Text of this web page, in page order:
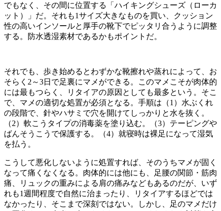
でもなく、その間に位置する「ハイキングシューズ（ローカ
ット）」だ。それも1サイズ大きなものを買い、クッション
性の高いインソールと厚手の靴下でピッタリ合うように調整
する。防水透湿素材であるかもポイントだ。
それでも、歩き始めるとわずかな靴擦れや蒸れによって、お
そらく2～3日で足裏にマメができる。このマメこそが肉体的
には最もつらく、リタイアの原因としても最多という。そこ
で、マメの適切な処置が必須となる。手順は（1）水ぶくれ
の段階で、針やハサミで穴を開けてしっかりと水を抜く。
（2）軟こうタイプの消毒薬を塗り込む。（3）テーピングや
ばんそうこうで保護する。（4）就寝時は裸足になって湿気
を払う。
こうして悪化しないように処置すれば、そのうちマメが固く
なって痛くなくなる。肉体的には他にも、足腰の関節・筋肉
痛、リュックの重みによる肩の痛みなどもあるのだが、いず
れも1週間程度で自然に治まったり、リタイアするほどでは
なかったり、そこまで深刻ではない。しかし、足のマメだけ